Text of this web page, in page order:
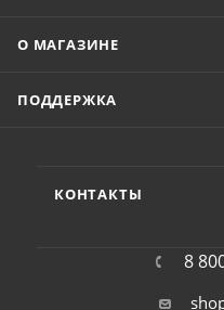
О МАГАЗИНЕ
ПОДДЕРЖКА
КОНТАКТЫ
8